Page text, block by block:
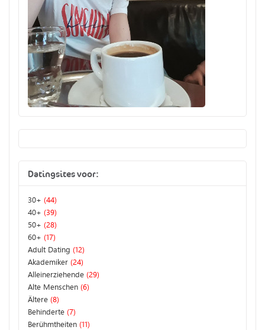
Datingsites voor:
30+ (44)
40+ (39)
50+ (28)
60+ (17)
Adult Dating (12)
Akademiker (24)
Alleinerziehende (29)
Alte Menschen (6)
Ältere (8)
Behinderte (7)
Berühmtheiten (11)